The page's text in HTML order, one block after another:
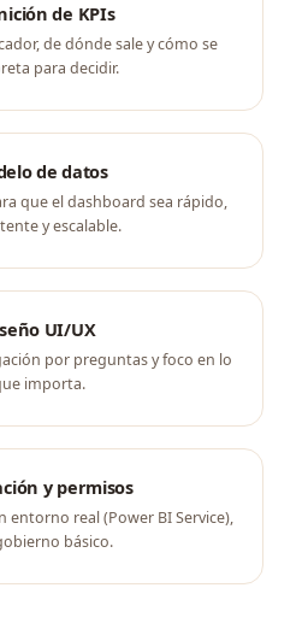
de KPIs
de dónde sale y cómo se
para decidir.
de datos
que el dashboard sea rápido,
y escalable.
UI/UX
por preguntas y foco en lo
importa.
y permisos
entorno real (Power BI Service),
básico.